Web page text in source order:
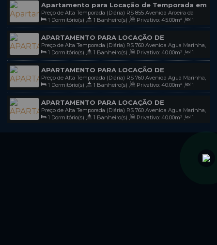
Apartamento para Locação de Temporada em
Mariscal - Bombinhas - Sc / Cod L57
R$ 855
Preço de Alta Temporada (Diária)
Avenida Aroeira da
Praia, 806, Apto103, 88215-000, Mariscal, Bombinhas, Santa
Catarina, Brasil
1 Dormitório(s) 1 Banheiro(s) Privativo: 45.00m²
1
Sala(s) , Total: 45.00m² , 1 Vaga(s) , Útil: 45.00m²
APARTAMENTO PARA LOCAÇÃO DE
TEMPORADA COM VISTA MAR EM MARISCAL -
BOMBINHAS - SC / COD L138
R$ 760
Preço de Alta Temporada (Diária)
Avenida Agua Marinha,
1514, apto 03, 88215-000, Mariscal, Bombinhas, Santa Catarina,
Brasil
1 Dormitório(s) 1 Banheiro(s) Privativo: 40.00m²
1
Sala(s) , Total: 40.00m² , 1 Vaga(s) , Útil: 40.00m²
APARTAMENTO PARA LOCAÇÃO DE
TEMPORADA COM VISTA MAR EM MARISCAL -
BOMBINHAS - SC / COD L140
R$ 760
Preço de Alta Temporada (Diária)
Avenida Agua Marinha,
1514, apto 05, 88215-000, Mariscal, Bombinhas, Santa Catarina,
Brasil
1 Dormitório(s) 1 Banheiro(s) Privativo: 40.00m²
1
Sala(s) , Total: 40.00m² , 1 Vaga(s) , Útil: 40.00m²
APARTAMENTO PARA LOCAÇÃO DE
TEMPORADA COM VISTA MAR EM MARISCAL -
BOMBINHAS - SC / COD L141
R$ 760
Preço de Alta Temporada (Diária)
Avenida Agua Marinha,
1514, apto 06, 88215-000, Mariscal, Bombinhas, Santa Catarina,
1 Dormitório(s) 1 Banheiro(s) Privativo: 40.00m²
1